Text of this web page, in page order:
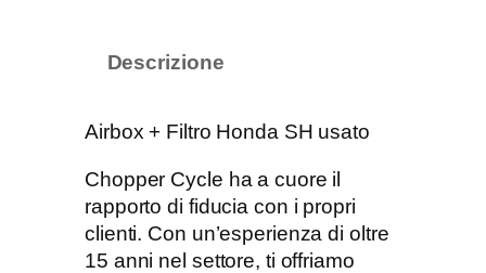
x
F
i
l
t
Descrizione
Airbox + Filtro Honda SH usato
Chopper Cycle ha a cuore il
rapporto di fiducia con i propri
clienti. Con un’esperienza di oltre
15 anni nel settore, ti offriamo